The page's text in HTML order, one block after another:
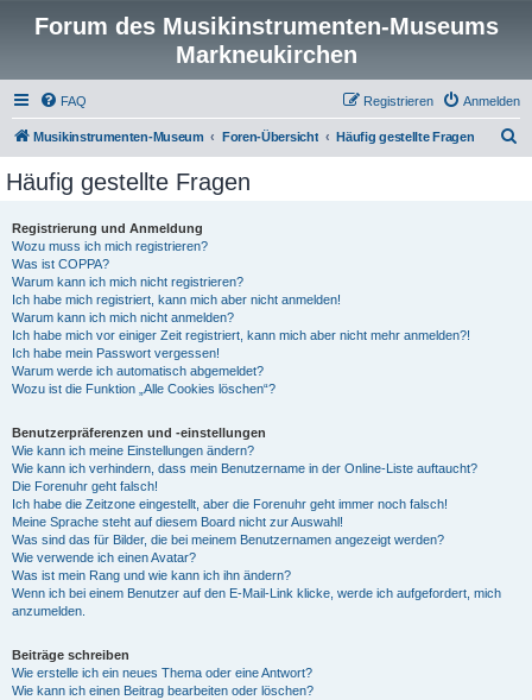
Forum des Musikinstrumenten-Museums
Markneukirchen
FAQ Anmelden
Registrieren
Musikinstrumenten-Museum Foren-Übersicht Häufig gestellte Fragen
Häufig gestellte Fragen
Registrierung und Anmeldung
Wozu muss ich mich registrieren?
Was ist COPPA?
Warum kann ich mich nicht registrieren?
Ich habe mich registriert, kann mich aber nicht anmelden!
Warum kann ich mich nicht anmelden?
Ich habe mich vor einiger Zeit registriert, kann mich aber nicht mehr anmelden?!
Ich habe mein Passwort vergessen!
Warum werde ich automatisch abgemeldet?
Wozu ist die Funktion „Alle Cookies löschen“?
Benutzerpräferenzen und -einstellungen
Wie kann ich meine Einstellungen ändern?
Wie kann ich verhindern, dass mein Benutzername in der Online-Liste auftaucht?
Die Forenuhr geht falsch!
Ich habe die Zeitzone eingestellt, aber die Forenuhr geht immer noch falsch!
Meine Sprache steht auf diesem Board nicht zur Auswahl!
Was sind das für Bilder, die bei meinem Benutzernamen angezeigt werden?
Wie verwende ich einen Avatar?
Was ist mein Rang und wie kann ich ihn ändern?
Wenn ich bei einem Benutzer auf den E-Mail-Link klicke, werde ich aufgefordert, mich
anzumelden.
Beiträge schreiben
Wie erstelle ich ein neues Thema oder eine Antwort?
Wie kann ich einen Beitrag bearbeiten oder löschen?